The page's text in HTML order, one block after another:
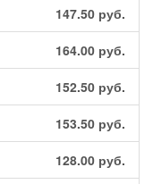
147.50 руб.
164.00 руб.
152.50 руб.
153.50 руб.
128.00 руб.